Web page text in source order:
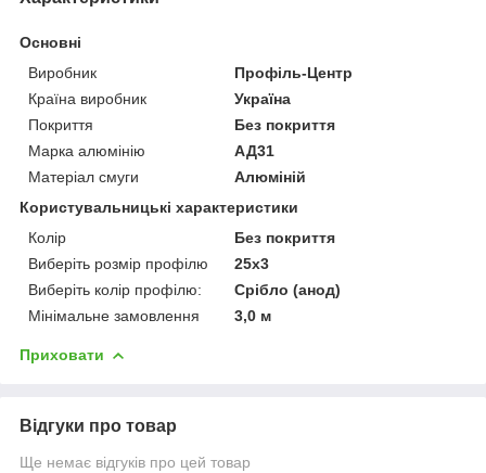
Основні
Виробник
Профіль-Центр
Країна виробник
Україна
Покриття
Без покриття
Марка алюмінію
АД31
Матеріал смуги
Алюміній
Користувальницькі характеристики
Колір
Без покриття
Виберіть розмір профілю
25х3
Виберіть колір профілю:
Срібло (анод)
Мінімальне замовлення
3,0 м
Приховати
Відгуки про товар
Ще немає відгуків про цей товар